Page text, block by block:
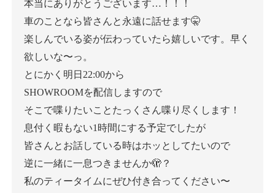
本当にありがとうございます…！！！
車のことなら皆さんと永遠に話せます🤫
楽しんでいる姿が伝わっていたら嬉しいです。早く
欲しいな〜っ。
とにかく明日22:00から
SHOWROOMを配信しますので
そこで喋りたいことたっくさん喋り尽くします！
息付く暇もない1時間にする予定でしたが
皆さんとお話している時はホッとしてたいので
逆に一緒に一息つきませんか🫣？
私のティータイムにぜひ付き合ってください〜